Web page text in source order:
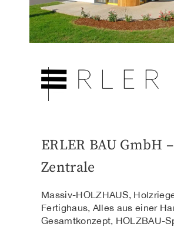
ERLER BAU GmbH –
Zentrale
Massiv-HOLZHAUS,
Fertighaus, Alles aus einer
Gesamtkonzept, HOLZBAU-